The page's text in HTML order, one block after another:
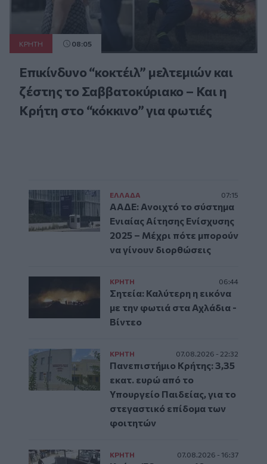
ΚΡΗΤΗ 08:05
Επικίνδυνο “κοκτέιλ” μελτεμιών και
ζέστης το Σαββατοκύριακο – Και η
Κρήτη στο “κόκκινο” για φωτιές
ΕΛΛAΔΑ 07:15
ΑΑΔΕ: Ανοιχτό το σύστημα
Ενιαίας Αίτησης Ενίσχυσης
2025 – Μέχρι πότε μπορούν
να γίνουν διορθώσεις
ΚΡΗΤΗ 06:44
Σητεία: Καλύτερη η εικόνα
με την φωτιά στα Αχλάδια -
Βίντεο
ΚΡΗΤΗ 07.08.2026 - 22:32
Πανεπιστήμιο Κρήτης: 3,35
εκατ. ευρώ από το
Υπουργείο Παιδείας, για το
στεγαστικό επίδομα των
φοιτητών
ΚΡΗΤΗ 07.08.2026 - 16:37